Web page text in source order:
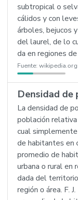
subtropical o
cálidos y con
árboles, bejucos
del laurel, de lo
da en regiones
Fuente: wikipedia.org
Densidad de
La densidad de
población
cual
de habitantes en
promedio de
urbana o rural en
dada del
región o área. F.